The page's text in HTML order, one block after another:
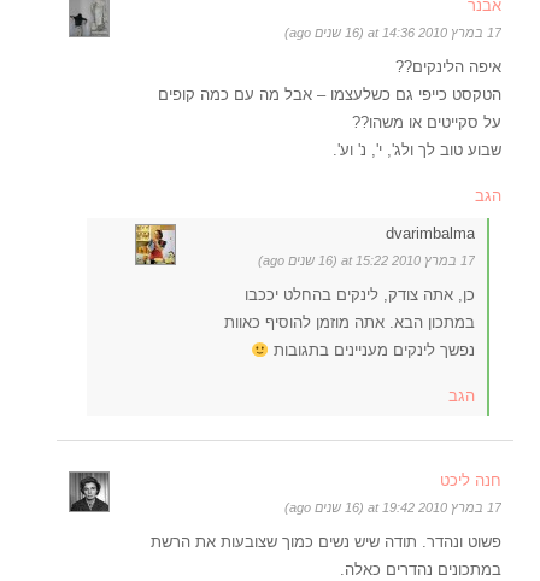
אבנר
17 במרץ 2010 at 14:36 (16 שנים ago)
איפה הלינקים??
הטקסט כייפי גם כשלעצמו – אבל מה עם כמה קופים
על סקייטים או משהו??
שבוע טוב לך ולג', י', נ' וע'.
הגב
dvarimbalma
17 במרץ 2010 at 15:22 (16 שנים ago)
כן, אתה צודק, לינקים בהחלט יככבו
במתכון הבא. אתה מוזמן להוסיף כאוות
נפשך לינקים מעניינים בתגובות
הגב
חנה ליכט
17 במרץ 2010 at 19:42 (16 שנים ago)
פשוט ונהדר. תודה שיש נשים כמוך שצובעות את הרשת
במתכונים נהדרים כאלה.